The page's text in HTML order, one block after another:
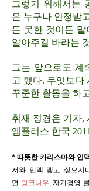
그렇기 위해서는
은 누구나 인정받
든 못한 것이든
알아주길 바라는
그는 앞으로도 계
고 했다. 무엇보다
꾸준한 활동을 하
취재 정경은 기자,
엠플러스 한국
* 따뜻한 카리스마와 인
저와 인맥 맺고 싶으시
면 링크나우, 자기경영